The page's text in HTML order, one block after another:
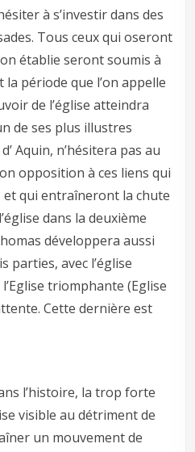
à s’investir dans des
Tous ceux qui oseront
établie seront soumis à
la période que l’on appelle
de l’église atteindra
de ses plus illustres
Aquin, n’hésitera pas au
opposition à ces liens qui
qui entraîneront la chute
dans la deuxième
développera aussi
parties, avec l’église
triomphante (Eglise
Cette dernière est
l’histoire, la trop forte
visible au détriment de
un mouvement de